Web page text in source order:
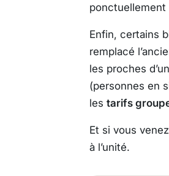
ponctuellement
Enfin, certains
remplacé
les proches
(personnes en
les tarifs
Et si vous
à l’unité.